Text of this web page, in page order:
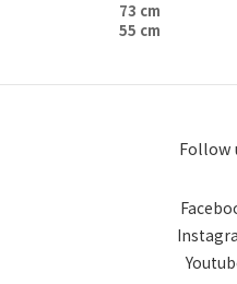
73 cm
55 cm
Follow